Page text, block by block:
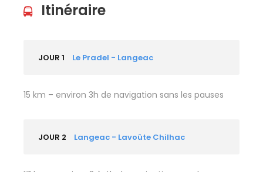
Itinéraire
JOUR 1 Le Pradel - Langeac
15 km – environ 3h de navigation sans les pauses
JOUR 2 Langeac - Lavoûte Chilhac